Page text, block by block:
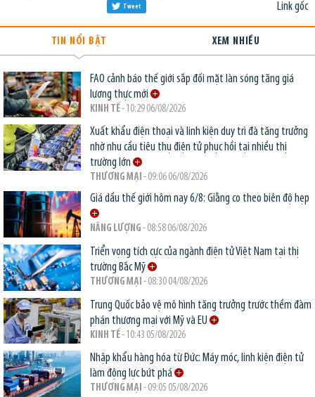
Link gốc
Tweet
TIN NỔI BẬT XEM NHIỀU
FAO cảnh báo thế giới sắp đối mặt làn sóng tăng giá
lương thực mới
KINH TẾ- 10:29 06/08/2026
Xuất khẩu điện thoại và linh kiện duy trì đà tăng trưởng
nhờ nhu cầu tiêu thụ điện tử phục hồi tại nhiều thị
trường lớn
THƯƠNG MẠI - 09:06 06/08/2026
Giá dầu thế giới hôm nay 6/8: Giằng co theo biên độ hẹp
NĂNG LƯỢNG - 08:58 06/08/2026
Triển vọng tích cực của ngành điện tử Việt Nam tại thị
trường Bắc Mỹ
THƯƠNG MẠI - 08:30 04/08/2026
Trung Quốc bảo vệ mô hình tăng trưởng trước thềm đàm
phán thương mại với Mỹ và EU
KINH TẾ- 10:43 05/08/2026
Nhập khẩu hàng hóa từ Đức: Máy móc, linh kiện điện tử
làm động lực bứt phá
THƯƠNG MẠI - 09:05 05/08/2026